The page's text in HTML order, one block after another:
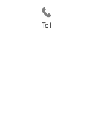
Tel